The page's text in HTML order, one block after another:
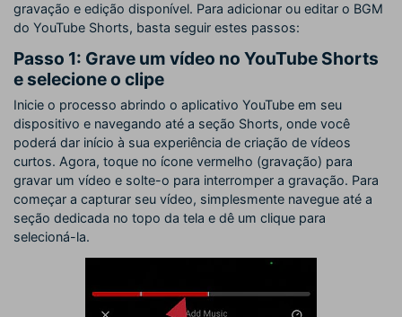
gravação e edição disponível. Para adicionar ou editar o BGM
do YouTube Shorts, basta seguir estes passos:
Passo 1: Grave um vídeo no YouTube Shorts
e selecione o clipe
Inicie o processo abrindo o aplicativo YouTube em seu
dispositivo e navegando até a seção Shorts, onde você
poderá dar início à sua experiência de criação de vídeos
curtos. Agora, toque no ícone vermelho (gravação) para
gravar um vídeo e solte-o para interromper a gravação. Para
começar a capturar seu vídeo, simplesmente navegue até a
seção dedicada no topo da tela e dê um clique para
selecioná-la.